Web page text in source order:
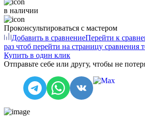
в наличии
Проконсультироваться с мастером
Добавить в сравнениеПерейти к
раз чтоб перейти на страницу сравнения
Купить в один клик
Отправьте себе или другу, чтобы не